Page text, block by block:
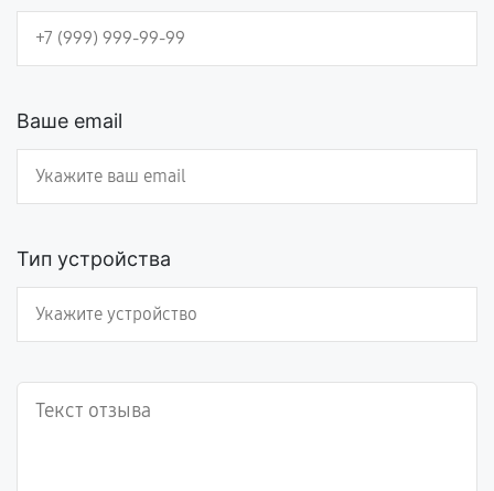
Ваше email
Тип устройства